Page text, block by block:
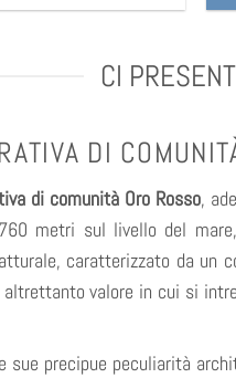
CI
DI
di comunità Oro Rosso,
metri sul livello del mare,
caratterizzato da un
altrettanto valore in cui si
sue precipue peculiarità